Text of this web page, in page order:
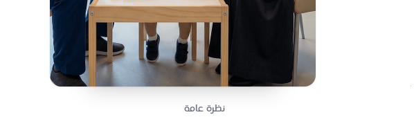
محتويات الصفحة
نظرة عامة